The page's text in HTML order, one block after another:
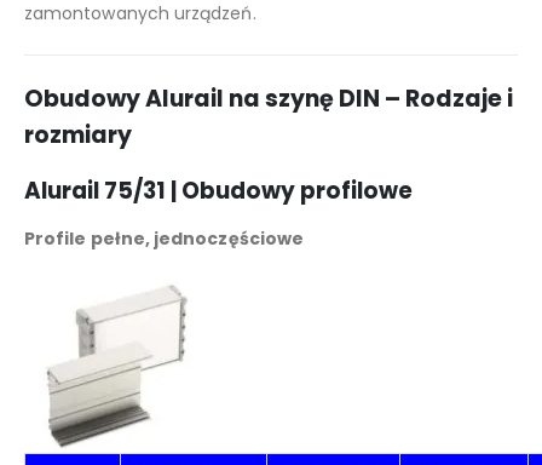
zamontowanych urządzeń.
Obudowy Alurail na szynę DIN – Rodzaje i
rozmiary
Alurail 75/31 | Obudowy profilowe
Profile pełne, jednoczęściowe